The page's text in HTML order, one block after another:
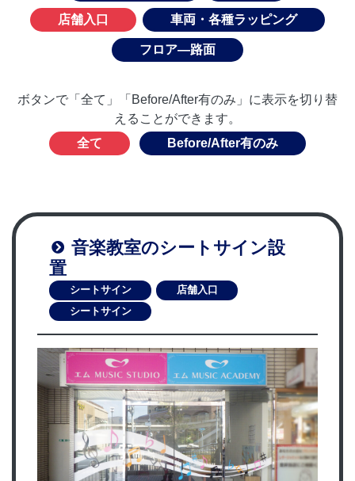
店舗入口 車両・各種ラッピング
フロア―路面
ボタンで「全て」「Before/After有のみ」に表示を切り替
えることができます。
全て
Before/After有のみ
音楽教室のシートサイン設
置
シートサイン
店舗入口
シートサイン